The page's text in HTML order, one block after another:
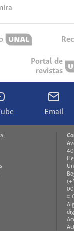
Portal de
revistas
Email
©